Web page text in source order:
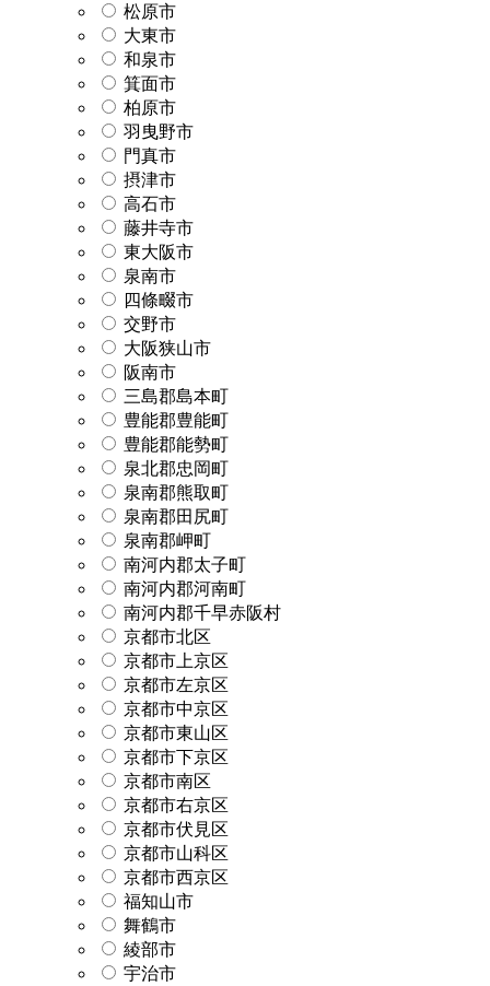
松原市
大東市
和泉市
箕面市
柏原市
羽曳野市
門真市
摂津市
高石市
藤井寺市
東大阪市
泉南市
四條畷市
交野市
大阪狭山市
阪南市
三島郡島本町
豊能郡豊能町
豊能郡能勢町
泉北郡忠岡町
泉南郡熊取町
泉南郡田尻町
泉南郡岬町
南河内郡太子町
南河内郡河南町
南河内郡千早赤阪村
京都市北区
京都市上京区
京都市左京区
京都市中京区
京都市東山区
京都市下京区
京都市南区
京都市右京区
京都市伏見区
京都市山科区
京都市西京区
福知山市
舞鶴市
綾部市
宇治市